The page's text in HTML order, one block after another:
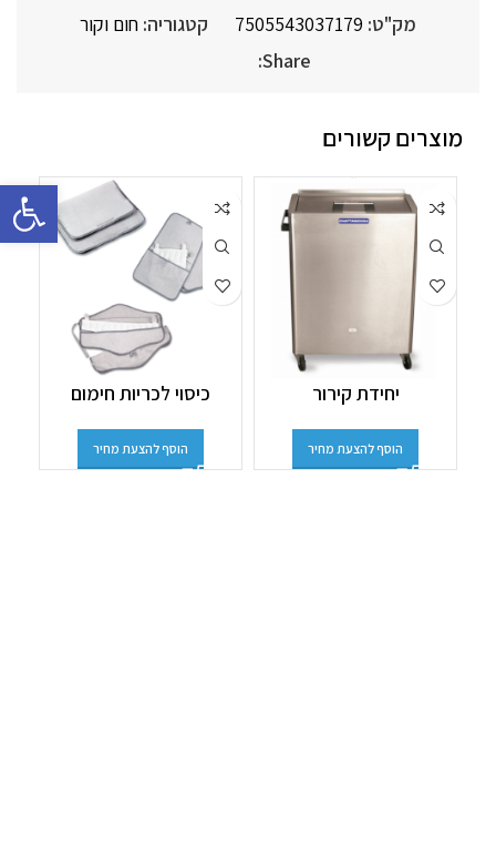
מק"ט: 7505543037179 קטגוריה: חום וקור
Share:
מוצרים קשורים
יחידת קירור
הוסף להצעת מחיר
כיסוי לכריות חימום
הוסף להצעת מחיר
פתח